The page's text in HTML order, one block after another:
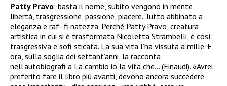
Patty Pravo: basta il nome, subito vengono in mente
libertà, trasgressione, passione, piacere. Tutto abbinato a
eleganza e raf- fi natezza. Perché Patty Pravo, creatura
artistica in cui si è trasformata Nicoletta Strambelli, è così:
trasgressiva e sofi sticata. La sua vita l’ha vissuta a mille. E
ora, sulla soglia dei settant’anni, la racconta
nell’autobiografi a La cambio io la vita che… (Einaudi). «Avrei
preferito fare il libro più avanti, devono ancora succedere